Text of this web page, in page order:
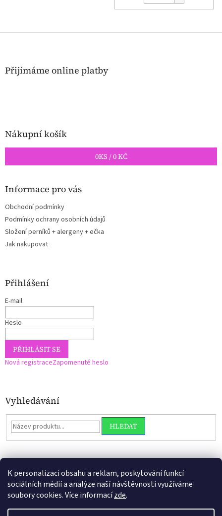
K personalizaci obsahu a reklam, poskytování funkcí
sociálních médií a analýze naší návštěvnosti využíváme
soubory cookies. Více informacízde.
Z
Přijímáme online platby
Nákupní košík
0KS /0 KČ
Informace pro vás
Obchodní podmínky
Podmínky ochrany osobních údajů
Složení perníků + alergeny + ečka
Jak nakupovat
Přihlášení
E-mail
Heslo
PŘIHLÁSIT SE
Nová registraceZapomenuté heslo
Vyhledávání
HLEDAT